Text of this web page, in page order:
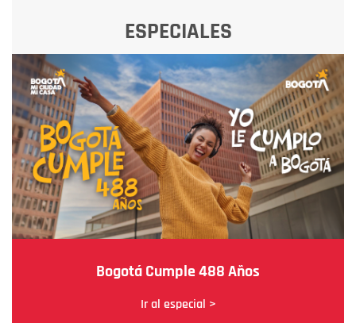
ESPECIALES
Bogotá Cumple 488 Años
Ir al especial >